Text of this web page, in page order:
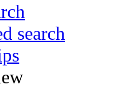
search